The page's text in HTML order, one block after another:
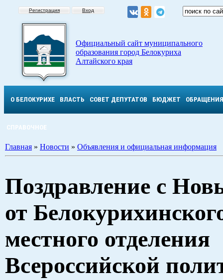
Регистрация Вход
Официальный сайт муниципального
образования город Белокуриха
Алтайского края
О БЕЛОКУРИХЕ ВЛАСТЬ СОВЕТ ДЕПУТАТОВ БЮДЖЕТ ОБРАЩЕНИЯ
СПРАВОЧНОЕ
Главная » Новости » Объявления и официальная информация
Поздравление с
от
местного отделения
Всероссийской